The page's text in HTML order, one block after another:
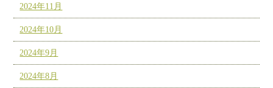
2024年11月
2024年10月
2024年9月
2024年8月